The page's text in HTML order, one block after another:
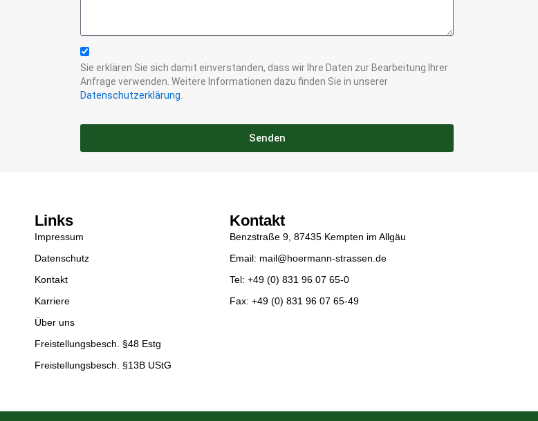
Sie erklären Sie sich damit einverstanden, dass wir Ihre Daten zur Bearbeitung Ihrer
Anfrage verwenden. Weitere Informationen dazu finden Sie in unserer
Datenschutzerklärung
Senden
Links
Impressum
Datenschutz
Kontakt
Karriere
Über uns
Freistellungsbesch. §48 Estg
Freistellungsbesch. §13B UStG
Kontakt
Benzstraße 9, 87435 Kempten im Allgäu
Email: mail@hoermann-strassen.de
Tel: +49 (0) 831 96 07 65-0
Fax: +49 (0) 831 96 07 65-49